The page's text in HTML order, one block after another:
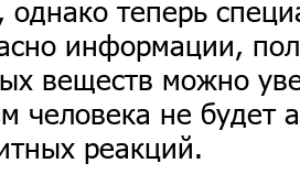
теперь
информации,
веществ можно
человека не будет
реакций.